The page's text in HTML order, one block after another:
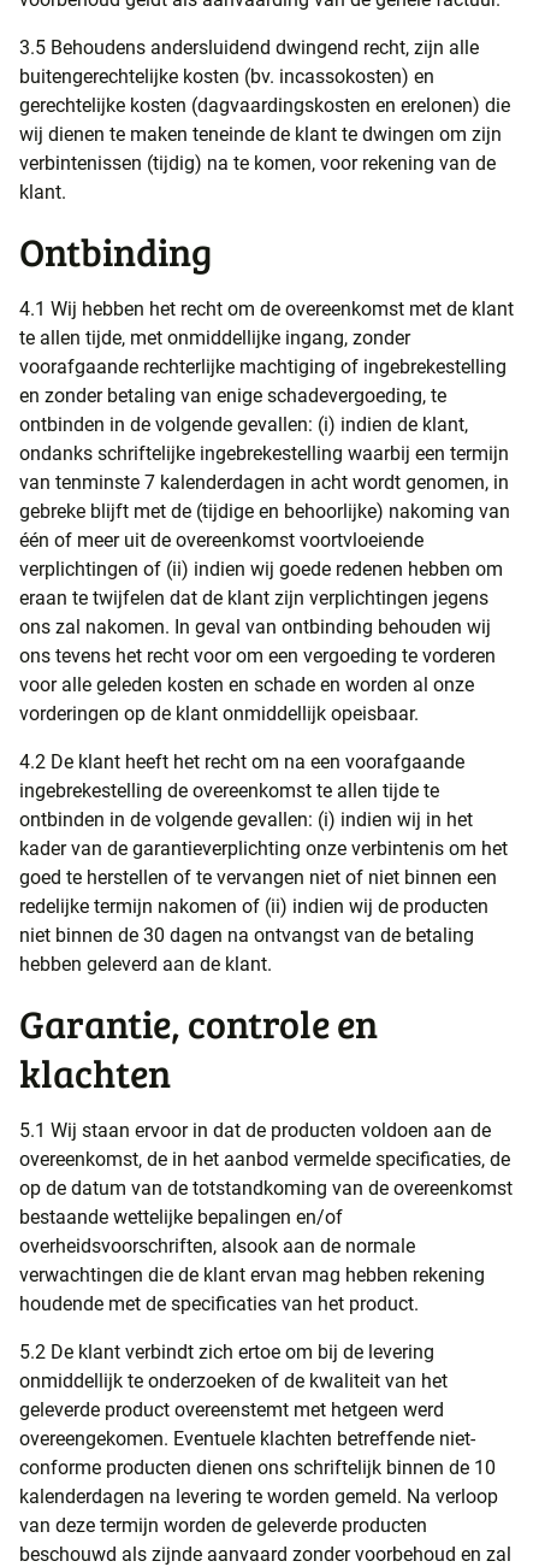
3.5 Behoudens andersluidend dwingend recht, zijn alle
buitengerechtelijke kosten (bv. incassokosten) en
gerechtelijke kosten (dagvaardingskosten en erelonen) die
wij dienen te maken teneinde de klant te dwingen om zijn
verbintenissen (tijdig) na te komen, voor rekening van de
klant.
Ontbinding
4.1 Wij hebben het recht om de overeenkomst met de klant
te allen tijde, met onmiddellijke ingang, zonder
voorafgaande rechterlijke machtiging of ingebrekestelling
en zonder betaling van enige schadevergoeding, te
ontbinden in de volgende gevallen: (i) indien de klant,
ondanks schriftelijke ingebrekestelling waarbij een termijn
van tenminste 7 kalenderdagen in acht wordt genomen, in
gebreke blijft met de (tijdige en behoorlijke) nakoming van
één of meer uit de overeenkomst voortvloeiende
verplichtingen of (ii) indien wij goede redenen hebben om
eraan te twijfelen dat de klant zijn verplichtingen jegens
ons zal nakomen. In geval van ontbinding behouden wij
ons tevens het recht voor om een vergoeding te vorderen
voor alle geleden kosten en schade en worden al onze
vorderingen op de klant onmiddellijk opeisbaar.
4.2 De klant heeft het recht om na een voorafgaande
ingebrekestelling de overeenkomst te allen tijde te
ontbinden in de volgende gevallen: (i) indien wij in het
kader van de garantieverplichting onze verbintenis om het
goed te herstellen of te vervangen niet of niet binnen een
redelijke termijn nakomen of (ii) indien wij de producten
niet binnen de 30 dagen na ontvangst van de betaling
hebben geleverd aan de klant.
Garantie, controle en
klachten
5.1 Wij staan ervoor in dat de producten voldoen aan de
overeenkomst, de in het aanbod vermelde specificaties, de
op de datum van de totstandkoming van de overeenkomst
bestaande wettelijke bepalingen en/of
overheidsvoorschriften, alsook aan de normale
verwachtingen die de klant ervan mag hebben rekening
houdende met de specificaties van het product.
5.2 De klant verbindt zich ertoe om bij de levering
onmiddellijk te onderzoeken of de kwaliteit van het
geleverde product overeenstemt met hetgeen werd
overeengekomen. Eventuele klachten betreffende niet-
conforme producten dienen ons schriftelijk binnen de 10
kalenderdagen na levering te worden gemeld. Na verloop
van deze termijn worden de geleverde producten
beschouwd als zijnde aanvaard zonder voorbehoud en zal